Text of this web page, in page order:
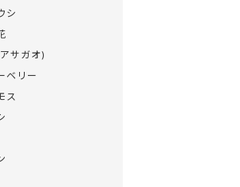
シ
サガオ)
ベリー
ス